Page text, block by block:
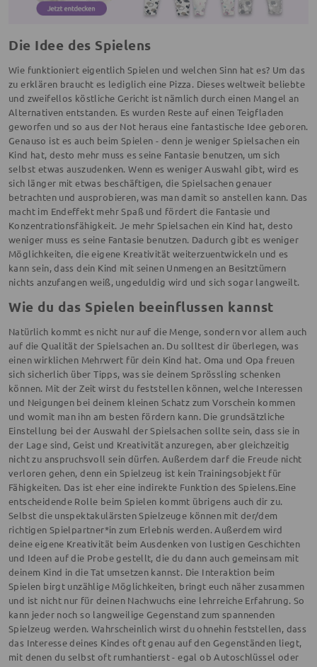
Die Idee des Spielens
Wie funktioniert eigentlich Spielen und welchen Sinn hat es? Um das
zu erklären braucht es lediglich eine Pizza. Dieses weltweit beliebte
und zweifellos köstliche Gericht ist nämlich durch einen Mangel an
Alternativen entstanden. Es wurden Reste auf einen Teigfladen
geworfen und so aus der Not heraus eine fantastische Idee geboren.
Genauso ist es auch beim Spielen - denn je weniger Spielsachen ein
Kind hat, desto mehr muss es seine Fantasie benutzen, um sich
selbst etwas auszudenken. Wenn es weniger Auswahl gibt, wird es
sich länger mit etwas beschäftigen, die Spielsachen genauer
betrachten und ausprobieren, was man damit so anstellen kann. Das
macht im Endeffekt mehr Spaß und fördert die Fantasie und
Konzentrationsfähigkeit. Je mehr Spielsachen ein Kind hat, desto
weniger muss es seine Fantasie benutzen. Dadurch gibt es weniger
Möglichkeiten, die eigene Kreativität weiterzuentwickeln und es
kann sein, dass dein Kind mit seinen Unmengen an Besitztümern
nichts anzufangen weiß, ungeduldig wird und sich sogar langweilt.
Wie du das Spielen beeinflussen kannst
Natürlich kommt es nicht nur auf die Menge, sondern vor allem auch
auf die Qualität der Spielsachen an. Du solltest dir überlegen, was
einen wirklichen Mehrwert für dein Kind hat. Oma und Opa freuen
sich sicherlich über Tipps, was sie deinem Sprössling schenken
können. Mit der Zeit wirst du feststellen können, welche Interessen
und Neigungen bei deinem kleinen Schatz zum Vorschein kommen
und womit man ihn am besten fördern kann. Die grundsätzliche
Einstellung bei der Auswahl der Spielsachen sollte sein, dass sie in
der Lage sind, Geist und Kreativität anzuregen, aber gleichzeitig
nicht zu anspruchsvoll sein dürfen. Außerdem darf die Freude nicht
verloren gehen, denn ein Spielzeug ist kein Trainingsobjekt für
Fähigkeiten. Das ist eher eine indirekte Funktion des Spielens.Eine
entscheidende Rolle beim Spielen kommt übrigens auch dir zu.
Selbst die unspektakulärsten Spielzeuge können mit der/dem
richtigen Spielpartner*in zum Erlebnis werden. Außerdem wird
deine eigene Kreativität beim Ausdenken von lustigen Geschichten
und Ideen auf die Probe gestellt, die du dann auch gemeinsam mit
deinem Kind in die Tat umsetzen kannst. Die Interaktion beim
Spielen birgt unzählige Möglichkeiten, bringt euch näher zusammen
und ist nicht nur für deinen Nachwuchs eine lehrreiche Erfahrung. So
kann jeder noch so langweilige Gegenstand zum spannenden
Spielzeug werden. Wahrscheinlich wirst du ohnehin feststellen, dass
das Interesse deines Kindes oft genau auf den Gegenständen liegt,
mit denen du selbst oft rumhantierst - egal ob Autoschlüssel oder